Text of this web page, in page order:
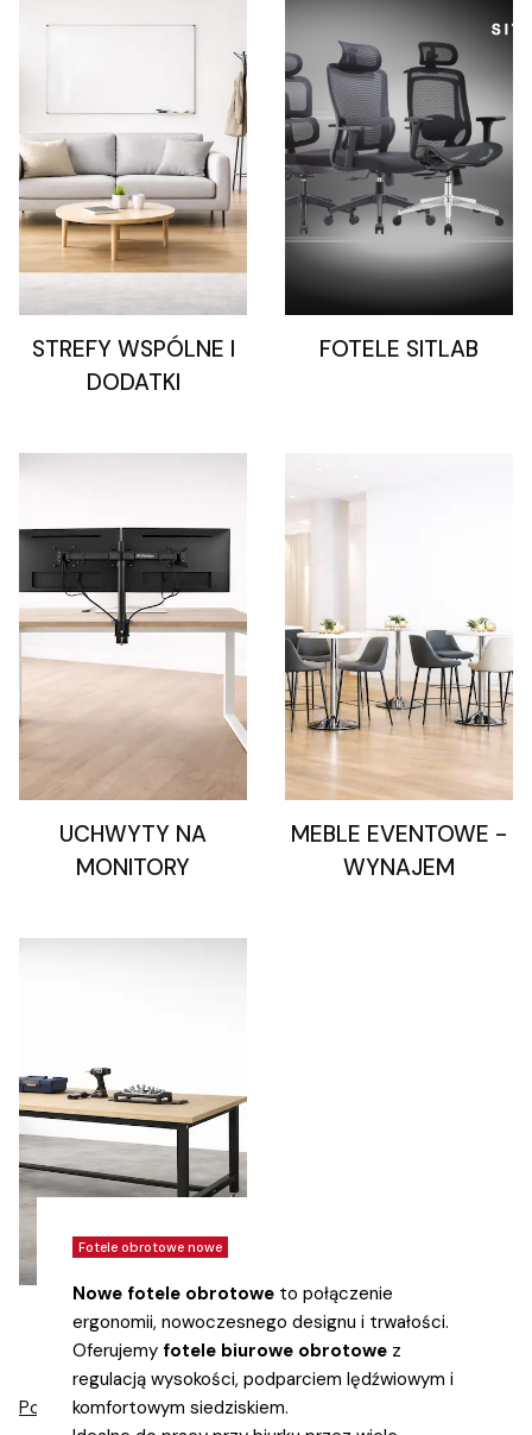
STREFY WSPÓLNE I
DODATKI
FOTELE SITLAB
UCHWYTY NA
MONITORY
MEBLE EVENTOWE -
WYNAJEM
STOŁY
WARSZTATOWE
Pokaż więcej kategorii (5)
Fotele obrotowe nowe
Nowe fotele obrotowe to połączenie
ergonomii, nowoczesnego designu i trwałości.
Oferujemy fotele biurowe obrotowe z
regulacją wysokości, podparciem lędźwiowym i
komfortowym siedziskiem.